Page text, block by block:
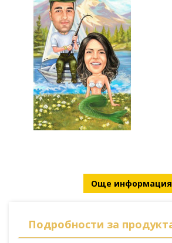
Още информация
Подробности за